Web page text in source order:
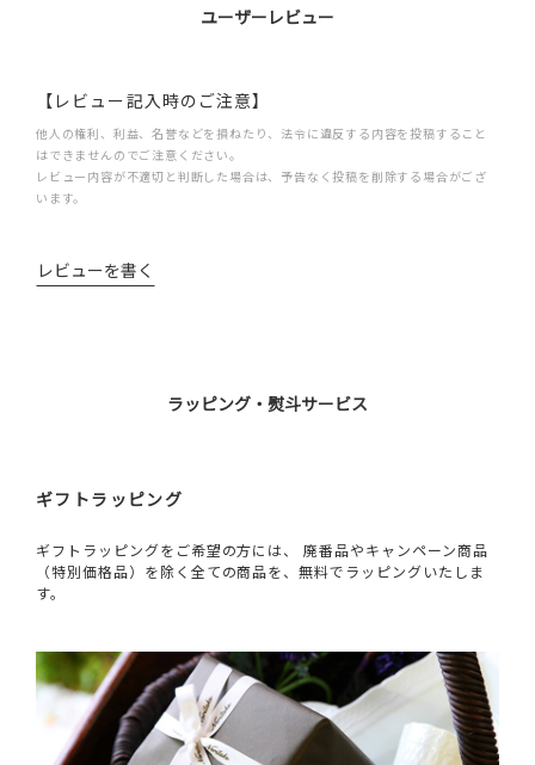
ユーザーレビュー
【レビュー記入時のご注意】
他人の権利、利益、名誉などを損ねたり、法令に違反する内容を投稿すること
はできませんのでご注意ください。
レビュー内容が不適切と判断した場合は、予告なく投稿を削除する場合がござ
います。
レビューを書く
ラッピング・熨斗サービス
ギフトラッピング
ギフトラッピングをご希望の方には、 廃番品やキャンペーン商品
（特別価格品）を除く全ての商品を、無料でラッピングいたしま
す。